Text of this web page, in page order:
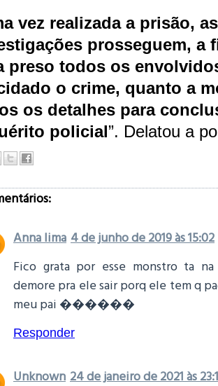
vez realizada a prisão, as
prosseguem, a
preso todos os
o crime, quanto a
os detalhes para
policial”. Delatou a
Anna lima 4 de junho de 2019 às 15:02
Fico grata por esse monstro ta
demore pra ele sair porq ele tem q
meu pai ������
Responder
Unknown 24 de janeiro de 2021 às